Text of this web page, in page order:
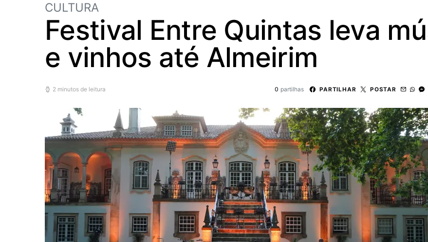
CULTURA
Festival Entre Quintas leva
e vinhos até Almeirim
2 minutos de leitura 0 partilhas PARTILHAR POSTAR